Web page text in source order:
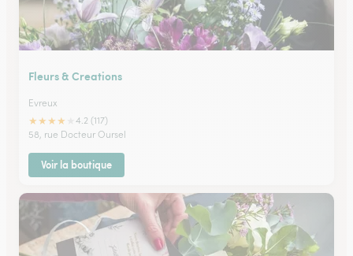
Fleurs & Creations
Evreux
★★★★
4.2 (117)
58, rue Docteur Oursel
Voir la boutique